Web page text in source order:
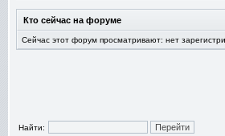
Кто сейчас на форуме
Сейчас этот форум просматривают: нет
Найти: